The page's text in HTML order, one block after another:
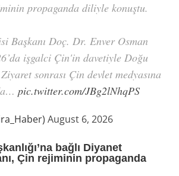
propaganda diliyle konuştu.
Başkanı Doç. Dr. Enver Osman
işgalci Çin'in davetiyle Doğu
sonrası Çin devlet medyasına
pic.twitter.com/JBg2lNhqPS
August 6, 2026
bağlı Diyanet
Çin rejiminin propaganda